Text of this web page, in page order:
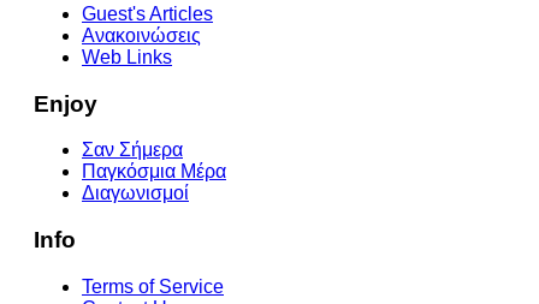
Guest's Articles
Ανακοινώσεις
Web Links
Enjoy
Σαν Σήμερα
Παγκόσμια Μέρα
Διαγωνισμοί
Info
Terms of Service